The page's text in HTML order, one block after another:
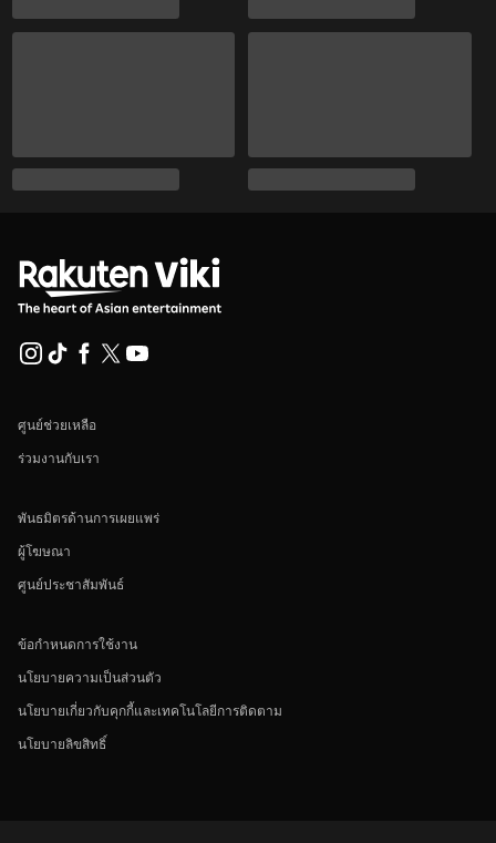
ศูนย์ช่วยเหลือ
ร่วมงานกับเรา
พันธมิตรด้านการเผยแพร่
ผู้โฆษณา
ศูนย์ประชาสัมพันธ์
ข้อกำหนดการใช้งาน
นโยบายความเป็นส่วนตัว
นโยบายเกี่ยวกับคุกกี้และเทคโนโลยีการติดตาม
นโยบายลิขสิทธิ์